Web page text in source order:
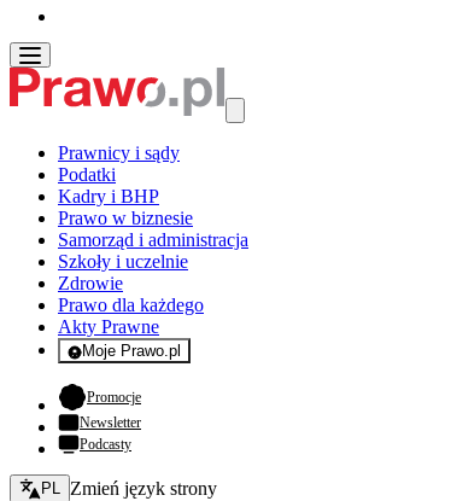
Prawnicy i sądy
Podatki
Kadry i BHP
Prawo w biznesie
Samorząd i administracja
Szkoły i uczelnie
Zdrowie
Prawo dla każdego
Akty Prawne
Moje Prawo.pl
- rejestracja i logowanie do serwisu
Promocje- otwiera się w nowej karcie
Newsletter
Podcasty
Zmień język - bieżący:
PL Zmień język strony